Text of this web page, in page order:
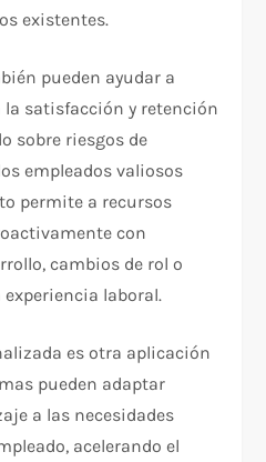
existentes.
pueden ayudar a
satisfacción y retención
sobre riesgos de
empleados valiosos
permite a recursos
con
cambios de rol o
laboral.
es otra aplicación
pueden adaptar
a las necesidades
acelerando el